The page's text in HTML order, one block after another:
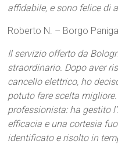
affidabile, e sono felice di
Roberto N. – Borgo
Il servizio offerto da
straordinario. Dopo aver
cancello elettrico, ho
potuto fare scelta
professionista: ha gestito
efficacia e una cortesia
identificato e risolto in